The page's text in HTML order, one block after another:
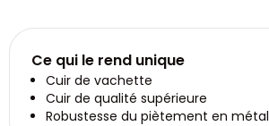
Ce qui le rend unique
Cuir de vachette
Cuir de qualité supérieure
Robustesse du piètement en métal